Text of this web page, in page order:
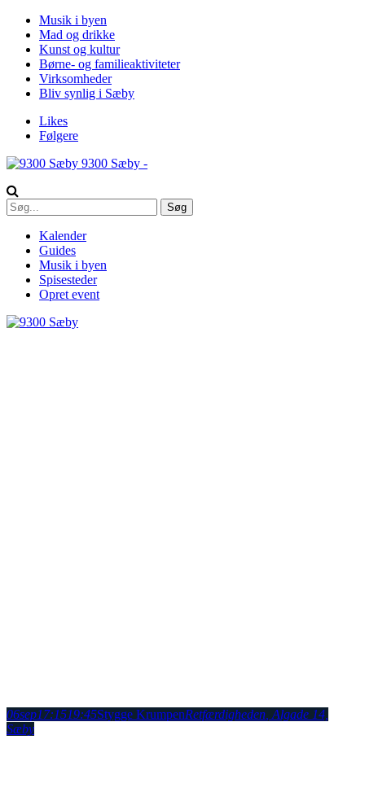
Musik i byen
Mad og drikke
Kunst og kultur
Børne- og familieaktiviteter
Virksomheder
Bliv synlig i Sæby
Likes
Følgere
9300 Sæby -
Kalender
Guides
Musik i byen
Spisesteder
Opret event
06sep17:1519:45Stygge KrumpenRetfærdigheden , Algade 14,
Sæby